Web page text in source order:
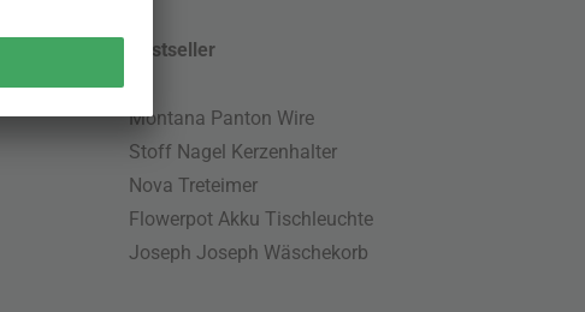
Bestseller
Montana Panton Wire
Stoff Nagel Kerzenhalter
Nova Treteimer
Flowerpot Akku Tischleuchte
Joseph Joseph Wäschekorb